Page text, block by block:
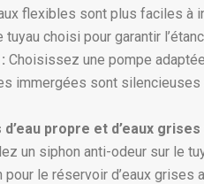
flexibles sont plus faciles
choisi pour garantir
Choisissez une pompe
immergées sont
propre et d’eaux grises
un siphon anti-odeur sur le
le réservoir d’eaux grises